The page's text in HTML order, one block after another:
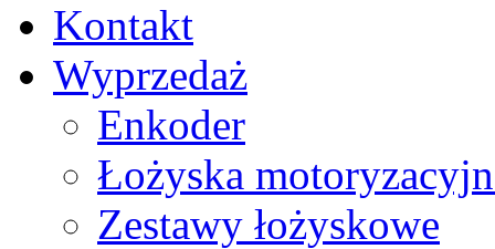
Kontakt
Wyprzedaż
Enkoder
Łożyska
Zestawy łożyskowe